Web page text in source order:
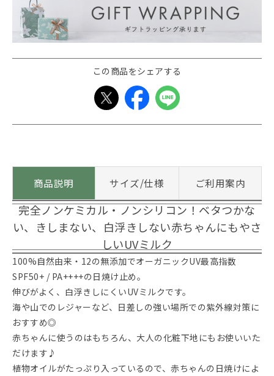
この商品をシェアする
商品説明 サイズ/仕様 ご利用案内
完全ノンケミカル・ノンシリコン！ベタつかな
い、きしまない、白浮きしない赤ちゃんにもやさ
しいUVミルク
100%自然由来・12の無添加でオーガニックUV最高指数
SPF50+ / PA++++の日焼け止め。
伸びがよく、白浮きしにくいUVミルクです。
海や山でのレジャーなど、日差しの強い場所での紫外線対策に
おすすめ◎
赤ちゃんに使うのはもちろん、大人の化粧下地にもお使いいた
だけます♪
植物オイルがたっぷり入っているので、赤ちゃんの日焼けによ